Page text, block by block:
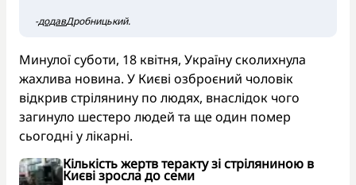
-додавДробницький.
Минулої суботи, 18 квітня, Україну сколихнула
жахлива новина. У Києві озброєний чоловік
відкрив стрілянину по людях, внаслідок чого
загинуло шестеро людей та ще один помер
сьогодні у лікарні.
Кількість жертв теракту зі стріляниною в
Києві зросла до семи